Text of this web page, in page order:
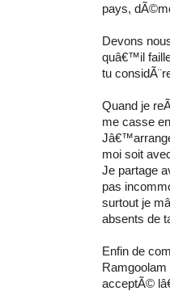
pays,
Devons
quâ€™il
tu
Quand je
me casse
moi soit
Je partage
pas
surtout je
absents de
Enfin de
acceptÃ©